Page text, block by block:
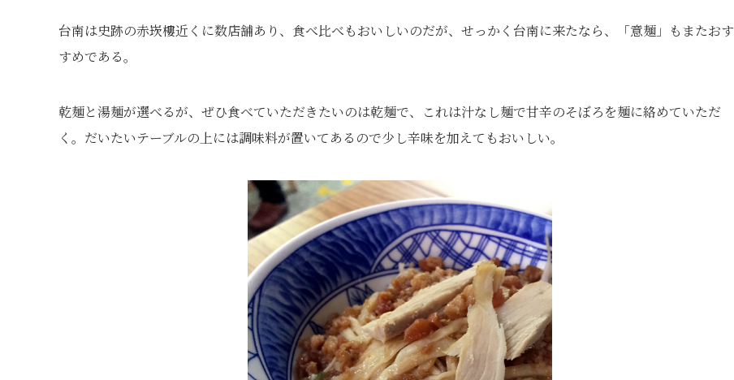
台南は史跡の赤崁樓近くに数店舗あり、食べ比べもおいしいのだが、せっかく台南に来たなら、「意麺」もまたおす
すめである。
乾麺と湯麺が選べるが、ぜひ食べていただきたいのは乾麺で、これは汁なし麺で甘辛のそぼろを麺に絡めていただ
く。だいたいテーブルの上には調味料が置いてあるので少し辛味を加えてもおいしい。